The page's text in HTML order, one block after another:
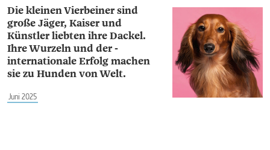
Die kleinen Vierbeiner sind
große Jäger, Kaiser und
Künstler liebten ihre Dackel.
Ihre Wurzeln und der ­
internationale Erfolg machen
sie zu Hunden von Welt.
Juni 2025